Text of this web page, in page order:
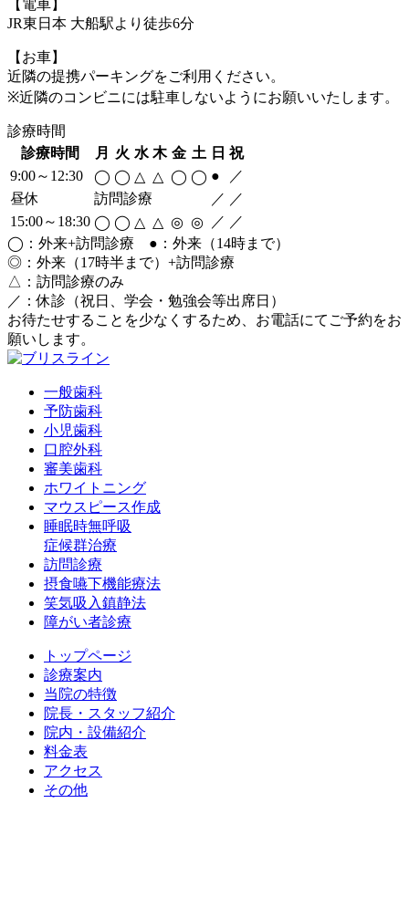
【電車】
JR東日本 大船駅より徒歩6分
【お車】
近隣の提携パーキングをご利用ください。
※近隣のコンビニには駐車しないようにお願いいたします。
診療時間
診療時間
月 火 水 木 金 土 日 祝
9:00～12:30
◯ ◯ △ △ ◯ ◯ ●
／
昼休
訪問診療 ／ ／
15:00～18:30 ◯ ◯ △ △ ◎ ◎ ／ ／
◯：外来+訪問診療 ●：外来（14時まで）
◎：外来（17時半まで）+訪問診療
△：訪問診療のみ
／：休診（祝日、学会・勉強会等出席日）
お待たせすることを少なくするため、お電話にてご予約をお
願いします。
一般歯科
予防歯科
小児歯科
口腔外科
審美歯科
ホワイトニング
マウスピース作成
睡眠時無呼吸
症候群治療
訪問診療
摂食嚥下機能療法
笑気吸入鎮静法
障がい者診療
トップページ
診療案内
当院の特徴
院長・スタッフ紹介
院内・設備紹介
料金表
アクセス
その他